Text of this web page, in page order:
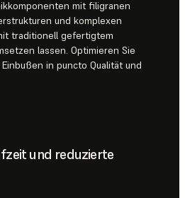
mit filigranen
und komplexen
traditionell gefertigtem
lassen. Optimieren Sie
in puncto Qualität und
und reduzierte